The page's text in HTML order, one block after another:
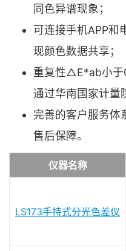
同色异谱现象；
可连接手机APP和
现颜色数据共享；
重复性△E*ab小于
通过华南国家计量
完善的客户服务体
售后保障。
仪器名称
LS173手持式分光色差仪